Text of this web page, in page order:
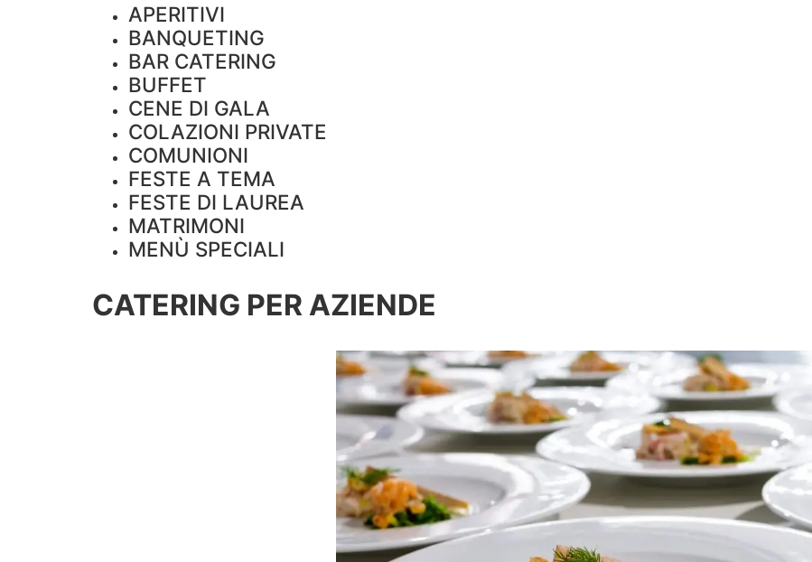
APERITIVI
BANQUETING
BAR CATERING
BUFFET
CENE DI GALA
COLAZIONI PRIVATE
COMUNIONI
FESTE A TEMA
FESTE DI LAUREA
MATRIMONI
MENÙ SPECIALI
CATERING PER AZIENDE